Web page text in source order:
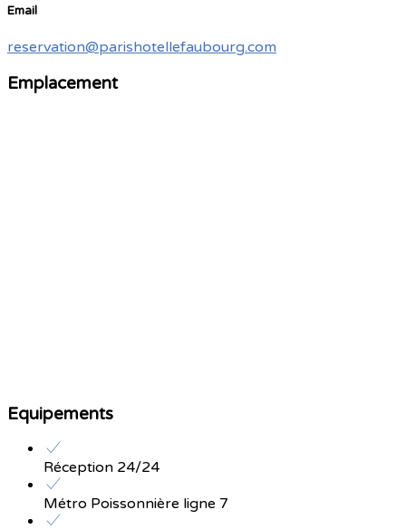
Email
reservation@parishotellefaubourg.com
Emplacement
Equipements
Réception 24/24
Métro Poissonnière ligne 7